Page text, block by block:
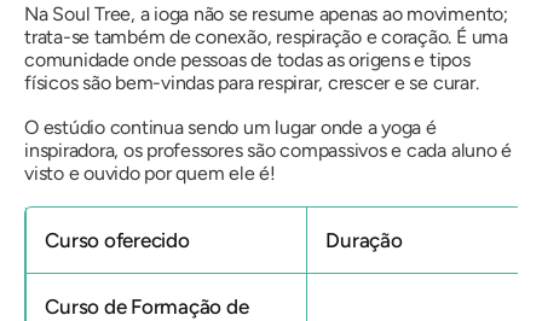
Na Soul Tree, a ioga não se resume apenas ao movimento;
trata-se também de conexão, respiração e coração. É uma
comunidade onde pessoas de todas as origens e tipos
físicos são bem-vindas para respirar, crescer e se curar.
O estúdio continua sendo um lugar onde a yoga é
inspiradora, os professores são compassivos e cada aluno é
visto e ouvido por quem ele é!
Curso oferecido Duração
Curso de Formação de